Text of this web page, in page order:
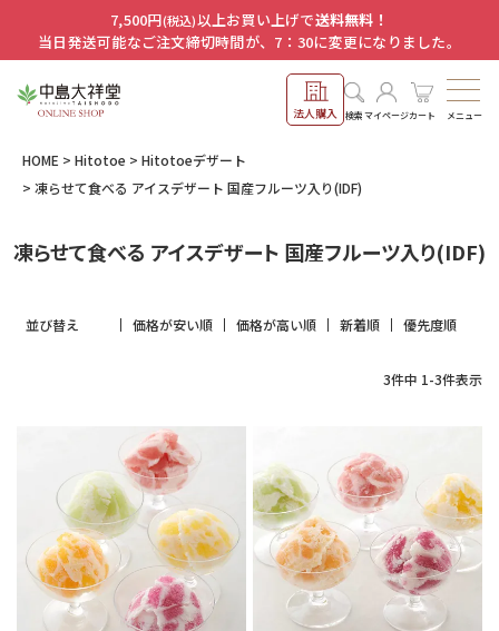
7,500円(税込)以上お買い上げで送料無料！
当日発送可能なご注文締切時間が、7：30に変更になりました。
法人購入 検索マイページカート メニュー
HOME Hitotoe
Hitotoeデザート
凍らせて食べる アイスデザート 国産フルーツ入り(IDF)
凍らせて食べる アイスデザート 国産フルーツ入り(IDF)
並び替え 価格が安い順 価格が高い順 新着順 優先度順
3件中 1-3件表示